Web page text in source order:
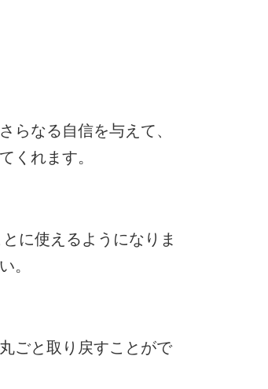
らなる自信を与えて、
くれます。
に使えるようになりま
。
ごと取り戻すことがで